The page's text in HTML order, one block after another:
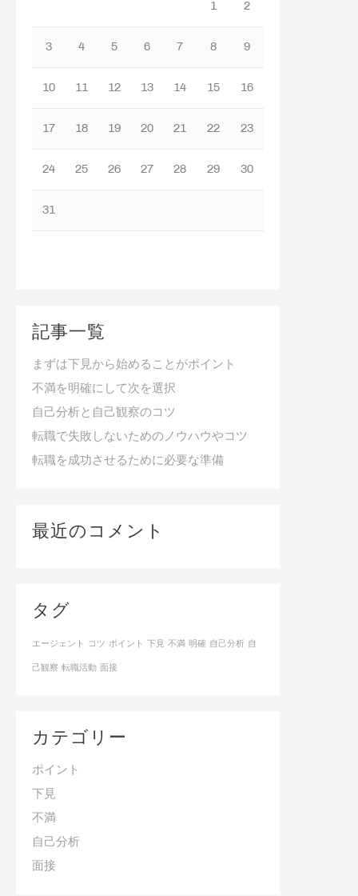
1 2
3 4 5 6 7 8 9
10 11 12 13 14 15 16
17 18 19 20 21 22 23
24 25 26 27 28 29 30
31
記事一覧
まずは下見から始めることがポイント
不満を明確にして次を選択
自己分析と自己観察のコツ
転職で失敗しないためのノウハウやコツ
転職を成功させるために必要な準備
最近のコメント
タグ
エージェント コツ ポイント 下見 不満 明確 自己分析 自
己観察 転職活動 面接
カテゴリー
ポイント
下見
不満
自己分析
面接